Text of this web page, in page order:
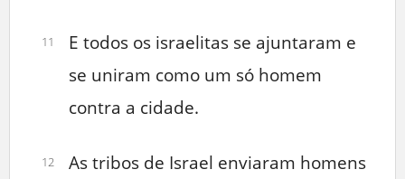
11
E todos os israelitas se ajuntaram e
se uniram como um só homem
contra a cidade.
12 As tribos de Israel enviaram homens